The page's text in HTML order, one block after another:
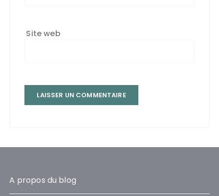
Site web
A propos du blog